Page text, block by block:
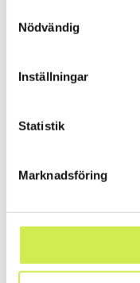
Nödvändig
Inställningar
Statistik
Marknadsföring